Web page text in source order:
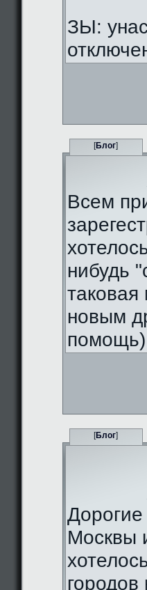
ЗЫ:
[Блог]
Всем
нибудь
таковая
новым
помощь)
[Блог]
Москвы